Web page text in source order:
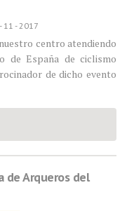
11 - 2017
centro atendiendo
de España de ciclismo
de dicho evento
de Arqueros del